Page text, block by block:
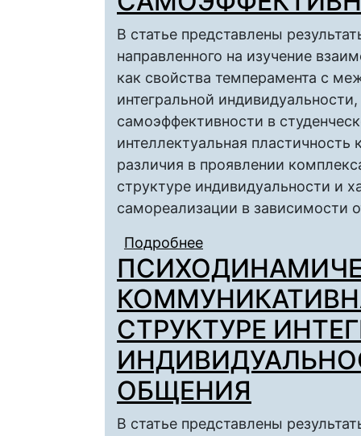
В статье представлены
направленного на изучение
как свойства темперамента с
интегральной
самоэффективности в
интеллектуальная
различия в проявлении
структуре индивидуальности и
самореализации в зависимости
Подробнее
ИНТЕГРАЛЬНОЙ
УРОВНЕМ ОБЩЕЙ
СТРУКТУРЕ
ОБЩЕНИЯ
В статье представлены